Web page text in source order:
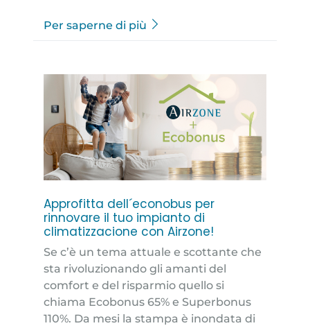
Per saperne di più
Approfitta dell´econobus per
rinnovare il tuo impianto di
climatizzacione con Airzone!
Se c’è un tema attuale e scottante che
sta rivoluzionando gli amanti del
comfort e del risparmio quello si
chiama Ecobonus 65% e Superbonus
110%. Da mesi la stampa è inondata di